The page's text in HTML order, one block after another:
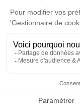
Faire-part
lundi 13
Eglise Saint
Fortuna